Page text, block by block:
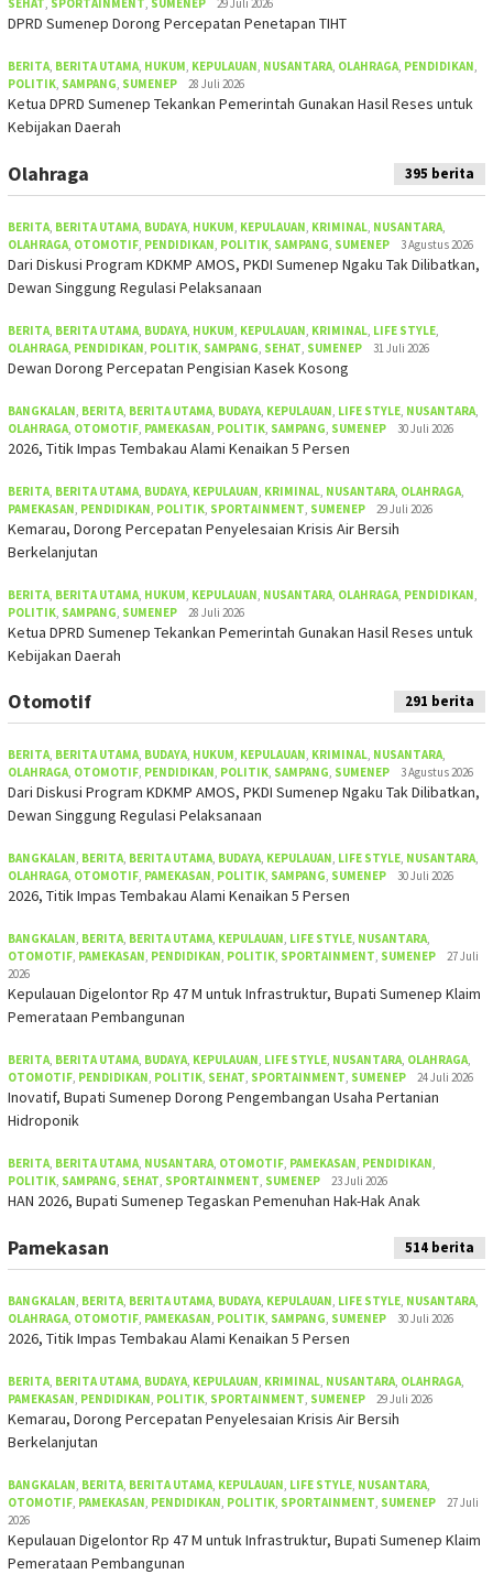
SEHAT, SPORTAINMENT, SUMENEP 29 Juli 2026
DPRD Sumenep Dorong Percepatan Penetapan TIHT
BERITA, BERITA UTAMA, HUKUM, KEPULAUAN, NUSANTARA, OLAHRAGA, PENDIDIKAN,
POLITIK, SAMPANG, SUMENEP 28 Juli 2026
Ketua DPRD Sumenep Tekankan Pemerintah Gunakan Hasil Reses untuk
Kebijakan Daerah
Olahraga 395 berita
BERITA BERITA UTAMA BUDAYA HUKUM KEPULAUAN KRIMINAL NUSANTARA
OLAHRAGA OTOMOTIF PENDIDIKAN POLITIK SAMPANG SUMENEP 3 Agustus 2026
Dari Diskusi Program KDKMP AMOS, PKDI Sumenep Ngaku Tak Dilibatkan,
Dewan Singgung Regulasi Pelaksanaan
BERITA BERITA UTAMA BUDAYA HUKUM KEPULAUAN KRIMINAL LIFE STYLE
OLAHRAGA PENDIDIKAN POLITIK SAMPANG SEHAT SUMENEP 31 Juli 2026
Dewan Dorong Percepatan Pengisian Kasek Kosong
BANGKALAN BERITA BERITA UTAMA BUDAYA KEPULAUAN LIFE STYLE NUSANTARA
OLAHRAGA OTOMOTIF PAMEKASAN POLITIK SAMPANG SUMENEP 30 Juli 2026
2026, Titik Impas Tembakau Alami Kenaikan 5 Persen
BERITA BERITA UTAMA BUDAYA KEPULAUAN KRIMINAL NUSANTARA OLAHRAGA
PAMEKASAN PENDIDIKAN POLITIK SPORTAINMENT SUMENEP 29 Juli 2026
Kemarau, Dorong Percepatan Penyelesaian Krisis Air Bersih
Berkelanjutan
BERITA BERITA UTAMA HUKUM KEPULAUAN NUSANTARA OLAHRAGA PENDIDIKAN
POLITIK SAMPANG SUMENEP 28 Juli 2026
Ketua DPRD Sumenep Tekankan Pemerintah Gunakan Hasil Reses untuk
Kebijakan Daerah
Otomotif 291 berita
BERITA, BERITA UTAMA, BUDAYA, HUKUM, KEPULAUAN, KRIMINAL, NUSANTARA,
OLAHRAGA, OTOMOTIF, PENDIDIKAN, POLITIK, SAMPANG, SUMENEP 3 Agustus 2026
Dari Diskusi Program KDKMP AMOS, PKDI Sumenep Ngaku Tak Dilibatkan,
Dewan Singgung Regulasi Pelaksanaan
BANGKALAN, BERITA, BERITA UTAMA, BUDAYA, KEPULAUAN, LIFE STYLE, NUSANTARA,
OLAHRAGA, OTOMOTIF, PAMEKASAN, POLITIK, SAMPANG, SUMENEP 30 Juli 2026
2026, Titik Impas Tembakau Alami Kenaikan 5 Persen
BANGKALAN, BERITA, BERITA UTAMA, KEPULAUAN, LIFE STYLE, NUSANTARA,
OTOMOTIF, PAMEKASAN, PENDIDIKAN, POLITIK, SPORTAINMENT, SUMENEP
27 Juli
2026
Kepulauan Digelontor Rp 47 M untuk Infrastruktur, Bupati Sumenep Klaim
Pemerataan Pembangunan
BERITA, BERITA UTAMA, BUDAYA, KEPULAUAN, LIFE STYLE, NUSANTARA, OLAHRAGA,
OTOMOTIF, PENDIDIKAN, POLITIK, SEHAT, SPORTAINMENT, SUMENEP 24 Juli 2026
Inovatif, Bupati Sumenep Dorong Pengembangan Usaha Pertanian
Hidroponik
BERITA, BERITA UTAMA, NUSANTARA, OTOMOTIF, PAMEKASAN, PENDIDIKAN,
POLITIK, SAMPANG, SEHAT, SPORTAINMENT, SUMENEP 23 Juli 2026
HAN 2026, Bupati Sumenep Tegaskan Pemenuhan Hak-Hak Anak
Pamekasan 514 berita
BANGKALAN BERITA BERITA UTAMA BUDAYA KEPULAUAN LIFE STYLE NUSANTARA
OLAHRAGA OTOMOTIF PAMEKASAN POLITIK SAMPANG SUMENEP 30 Juli 2026
2026, Titik Impas Tembakau Alami Kenaikan 5 Persen
BERITA BERITA UTAMA BUDAYA KEPULAUAN KRIMINAL NUSANTARA OLAHRAGA
PAMEKASAN PENDIDIKAN POLITIK SPORTAINMENT SUMENEP 29 Juli 2026
Kemarau, Dorong Percepatan Penyelesaian Krisis Air Bersih
Berkelanjutan
BANGKALAN BERITA BERITA UTAMA KEPULAUAN LIFE STYLE NUSANTARA
OTOMOTIF PAMEKASAN PENDIDIKAN POLITIK SPORTAINMENT SUMENEP
27 Juli
2026
Kepulauan Digelontor Rp 47 M untuk Infrastruktur, Bupati Sumenep Klaim
Pemerataan Pembangunan